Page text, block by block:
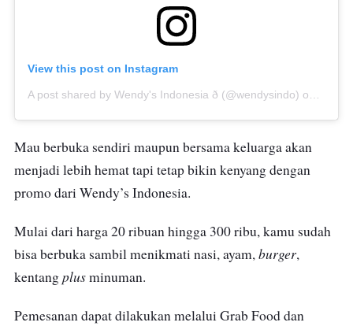
View this post on Instagram
A post shared by Wendy's Indonesia ð (@wendysindo) on
Mau berbuka sendiri maupun bersama keluarga akan
menjadi lebih hemat tapi tetap bikin kenyang dengan
promo dari Wendy’s Indonesia.
Mulai dari harga 20 ribuan hingga 300 ribu, kamu sudah
bisa berbuka sambil menikmati nasi, ayam,burger,
kentangplusminuman.
Pemesanan dapat dilakukan melalui Grab Food dan